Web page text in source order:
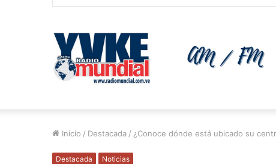
Inicio / Destacada / ¿Conoce dónde está ubicado su
Destacada Noticias